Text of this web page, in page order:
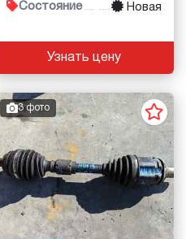
Состояние
Новая
Узнать цену
3 фото